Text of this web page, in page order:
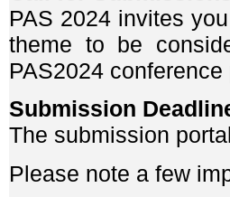
PAS 2024 invites
theme to be
PAS2024 conference
Submission
The submission
Please note a few